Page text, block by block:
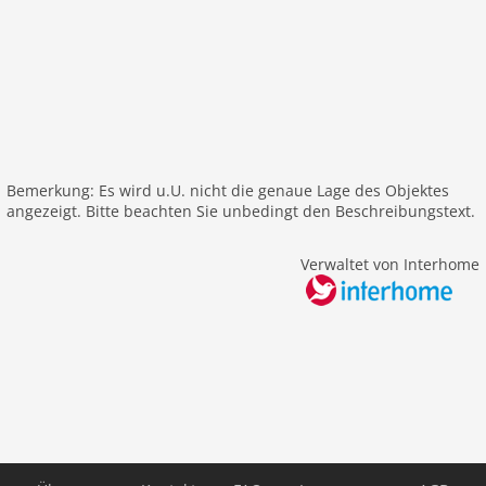
Mountainbiking
Golf
See: 4,0 km
Bemerkung: Es wird u.U. nicht die genaue Lage des Objektes
angezeigt. Bitte beachten Sie unbedingt den Beschreibungstext.
Verwaltet von Interhome